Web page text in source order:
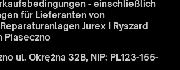
- einschließlich
für Lieferanten von
Jurex I Ryszard
Piaseczno
ul. Okrężna 32B, NIP: PL123-155-